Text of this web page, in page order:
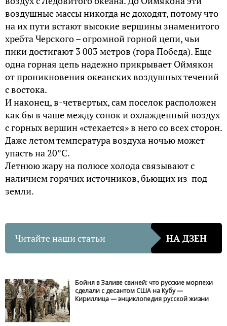
воздушные массы никогда не доходят, потому что
на их пути встают высокие вершины знаменитого
хребта Черского – огромной горной цепи, чьи
пики достигают 3 003 метров (гора Победа). Еще
одна горная цепь надежно прикрывает Оймякон
от проникновения океанских воздушных течений
с востока.
И наконец, в-четвертых, сам поселок расположен
как бы в чаше между сопок и охлажденный воздух
с горных вершин «стекается» в него со всех сторон.
Даже летом температура воздуха ночью может
упасть на 20°C.
Летнюю жару на полюсе холода связывают с
наличием горячих источников, бьющих из-под
земли.
Читайте наши статьи НА ДЗЕН
Бойня в Заливе свиней: что русские морпехи
сделали с десантом США на Кубу —
Кириллица — энциклопедия русской жизни